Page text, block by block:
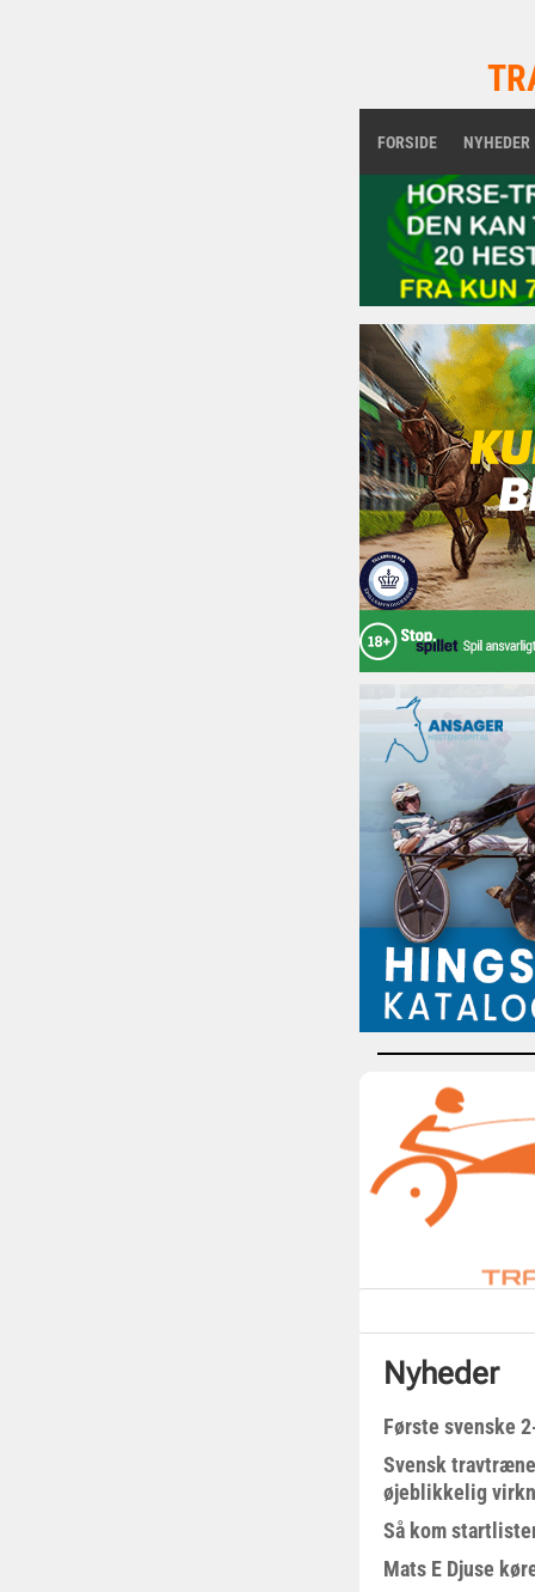
FORSIDE NYHEDER
Nyheder
Første svenske
Svensk
øjeblikkelig
Så kom
Mats E Djuse